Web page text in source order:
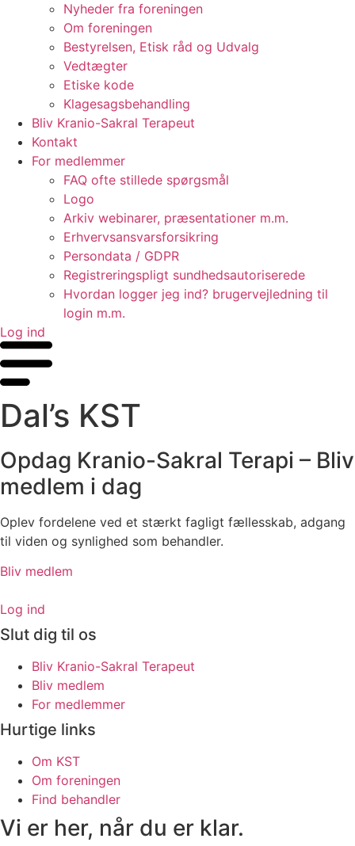
Nyheder fra foreningen
Om foreningen
Bestyrelsen, Etisk råd og Udvalg
Vedtægter
Etiske kode
Klagesagsbehandling
Bliv Kranio-Sakral Terapeut
Kontakt
For medlemmer
FAQ ofte stillede spørgsmål
Logo
Arkiv webinarer, præsentationer m.m.
Erhvervsansvarsforsikring
Persondata / GDPR
Registreringspligt sundhedsautoriserede
Hvordan logger jeg ind? brugervejledning til
login m.m.
Log ind
Dal’s KST
Opdag Kranio-Sakral Terapi – Bliv
medlem i dag
Oplev fordelene ved et stærkt fagligt fællesskab, adgang
til viden og synlighed som behandler.
Bliv medlem
Log ind
Slut dig til os
Bliv Kranio-Sakral Terapeut
Bliv medlem
For medlemmer
Hurtige links
Om KST
Om foreningen
Find behandler
Vi er her, når du er klar.